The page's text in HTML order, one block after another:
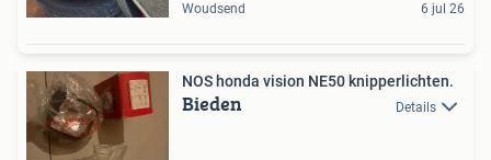
Woudsend 6 jul 26
NOS honda vision NE50 knipperlichten.
Bieden Details